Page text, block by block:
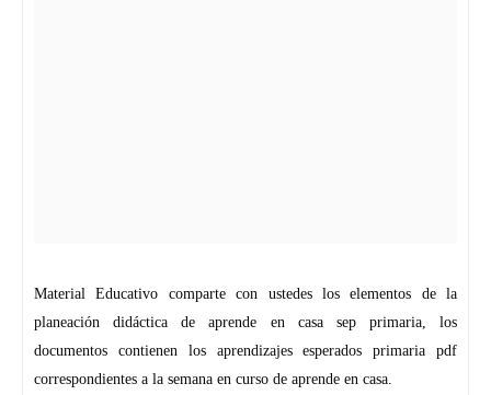
Material Educativo comparte con ustedes los elementos de la
planeación didáctica de aprende en casa sep primaria, los
documentos contienen los aprendizajes esperados primaria pdf
correspondientes a la semana en curso de aprende en casa.